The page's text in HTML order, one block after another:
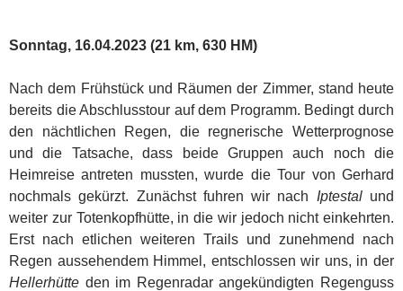
Sonntag, 16.04.2023 (21 km, 630 HM)
Nach dem Frühstück und Räumen der Zimmer, stand heute
bereits die Abschlusstour auf dem Programm. Bedingt durch
den nächtlichen Regen, die regnerische Wetterprognose
und die Tatsache, dass beide Gruppen auch noch die
Heimreise antreten mussten, wurde die Tour von Gerhard
nochmals gekürzt. Zunächst fuhren wir nach Iptestalund
weiter zur Totenkopfhütte, in die wir jedoch nicht einkehrten.
Erst nach etlichen weiteren Trails und zunehmend nach
Regen aussehendem Himmel, entschlossen wir uns, in der
Hellerhütte den im Regenradar angekündigten Regenguss